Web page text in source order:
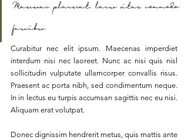
Maecenas placerat, lacus vitae commodo
faucibus.
Curabitur nec elit ipsum. Maecenas imperdiet
interdum nisi nec laoreet. Nunc ac nisi quis nisl
sollicitudin vulputate ullamcorper convallis risus.
Praesent ac porta nibh, sed condimentum neque.
In in lectus eu turpis accumsan sagittis nec eu nisi.
Aliquam erat volutpat.
Donec dignissim hendrerit metus, quis mattis ante